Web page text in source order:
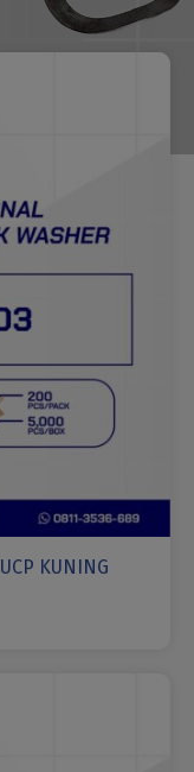
KUNING